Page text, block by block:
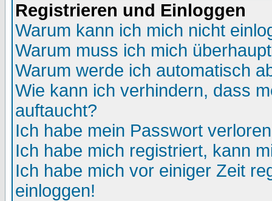
Registrieren und Einloggen
Warum kann ich mich nicht
Warum muss ich mich
Warum werde ich automatisch
Wie kann ich verhindern, dass
auftaucht?
Ich habe mein Passwort
Ich habe mich registriert, kann
Ich habe mich vor einiger Zeit
einloggen!